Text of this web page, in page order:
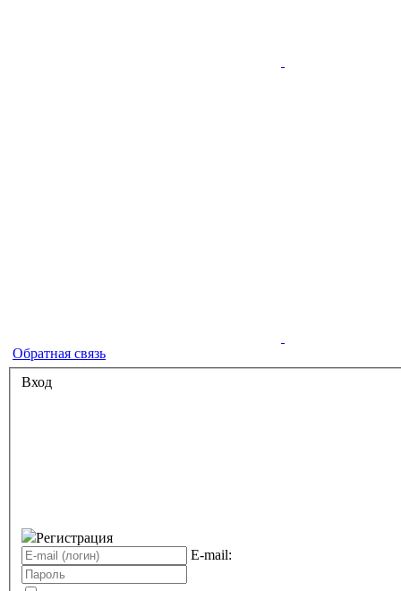
Обратная связь
Вход
Регистрация
E-mail: